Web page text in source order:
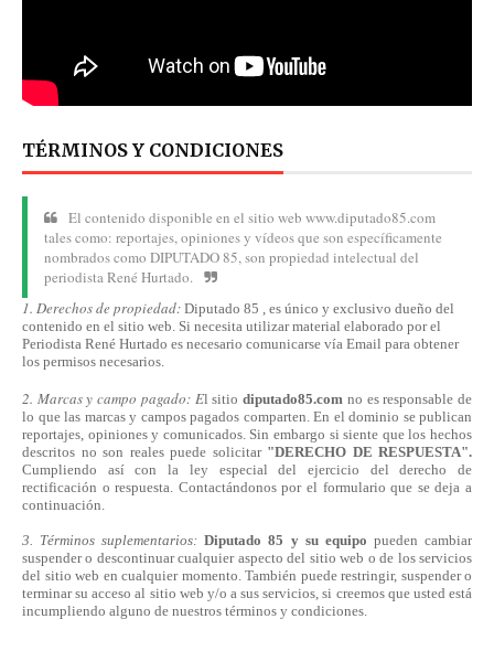
TÉRMINOS Y CONDICIONES
El contenido disponible en el sitio web www.diputado85.com
tales como: reportajes, opiniones y vídeos que son específicamente
nombrados como DIPUTADO 85, son propiedad intelectual del
periodista René Hurtado.
1. Derechos de propiedad: Diputado 85 , es único y exclusivo dueño del
contenido en el sitio web. Si necesita utilizar material elaborado por el
Periodista René Hurtado es necesario comunicarse vía Email para obtener
los permisos necesarios.
2. Marcas y campo pagado: El sitiodiputado85.com no es responsable de
lo que las marcas y campos pagados comparten. En el dominio se publican
reportajes, opiniones y comunicados. Sin embargo si siente que los hechos
descritos no son reales puede solicitar "DERECHO DE RESPUESTA".
Cumpliendo asícon la ley especial del ejercicio del derecho de
rectificación o respuesta. Contactándonospor el formulario que se deja a
continuación.
3. Términos suplementarios:Diputado 85 y su equipo pueden cambiar
suspender o descontinuar cualquier aspecto del sitio web o de los servicios
del sitio web en cualquier momento. También puede restringir, suspender o
terminar su acceso al sitio web y/o a sus servicios, si creemos que usted está
incumpliendo alguno de nuestros términos y condiciones.